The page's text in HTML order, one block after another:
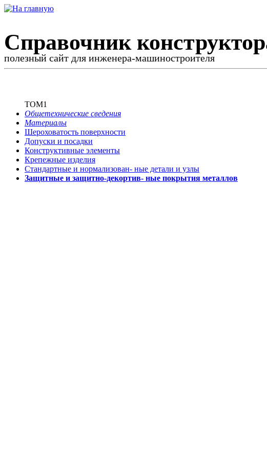
Справочник
полезный сайт для инженера-машиностроителя
ТОМ1
Общетехнические сведения
Материалы
Шероховатость поверхности
Допуски и посадки
Конструктивные элементы
Крепежные изделия
Стандартные и нормализован- ные детали и узлы
Защитные и защитно-декортив- ные покрытия металлов